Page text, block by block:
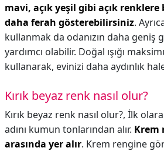
mavi, açık yeşil gibi açık
daha ferah gösterebilirsiniz.
kullanmak da odanızın daha geniş
yardımcı olabilir. Doğal ışığı
kullanarak, evinizi daha aydınlık
Kırık beyaz renk nasıl olur?
Kırık beyaz renk nasıl olur?, İlk
adını kumun tonlarından alır. Krem
arasında yer alır. Krem rengine